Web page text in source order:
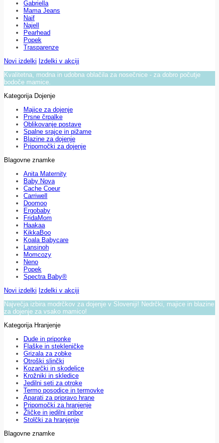
Gabriella
Mama Jeans
Naif
Najell
Pearhead
Popek
Trasparenze
Novi izdelki Izdelki v akciji
Kvalitetna, modna in udobna oblačila za nosečnice - za dobro počutje
bodoče mamice.
Kategorija Dojenje
Majice za dojenje
Prsne črpalke
Oblikovanje postave
Spalne srajce in pižame
Blazine za dojenje
Pripomočki za dojenje
Blagovne znamke
Anita Maternity
Baby Nova
Cache Coeur
Carriwell
Doomoo
Ergobaby
FridaMom
Haakaa
KikkaBoo
Koala Babycare
Lansinoh
Momcozy
Neno
Popek
Spectra Baby®
Novi izdelki Izdelki v akciji
Največja izbira modrčkov za dojenje v Sloveniji! Nedrčki, majice in blazine
za dojenje za vsako mamico!
Kategorija Hranjenje
Dude in priponke
Flaške in stekleničke
Grizala za zobke
Otroški slinčki
Kozarčki in skodelice
Krožniki in skledice
Jedilni seti za otroke
Termo posodice in termovke
Aparati za pripravo hrane
Pripomočki za hranjenje
Žličke in jedilni pribor
Stolčki za hranjenje
Blagovne znamke